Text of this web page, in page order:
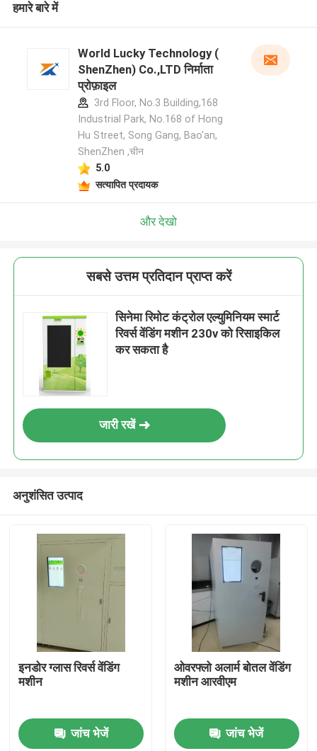
हमारे बारे में
World Lucky Technology (
ShenZhen) Co.,LTD निर्माता
प्रोफ़ाइल
3rd Floor, No.3 Building,168
Industrial Park, No.168 of Hong
Hu Street, Song Gang, Bao'an,
ShenZhen ,चीन
5.0
सत्यापित प्रदायक
और देखो
सबसे उत्तम प्रतिदान प्राप्त करें
सिनेमा रिमोट कंट्रोल एल्युमिनियम स्मार्ट
रिवर्स वेंडिंग मशीन 230v को रिसाइकिल
कर सकता है
जारी रखें
अनुशंसित उत्पाद
इनडोर ग्लास रिवर्स वेंडिंग
मशीन
जांच भेजें
ओवरफ्लो अलार्म बोतल वेंडिंग
मशीन आरवीएम
जांच भेजें